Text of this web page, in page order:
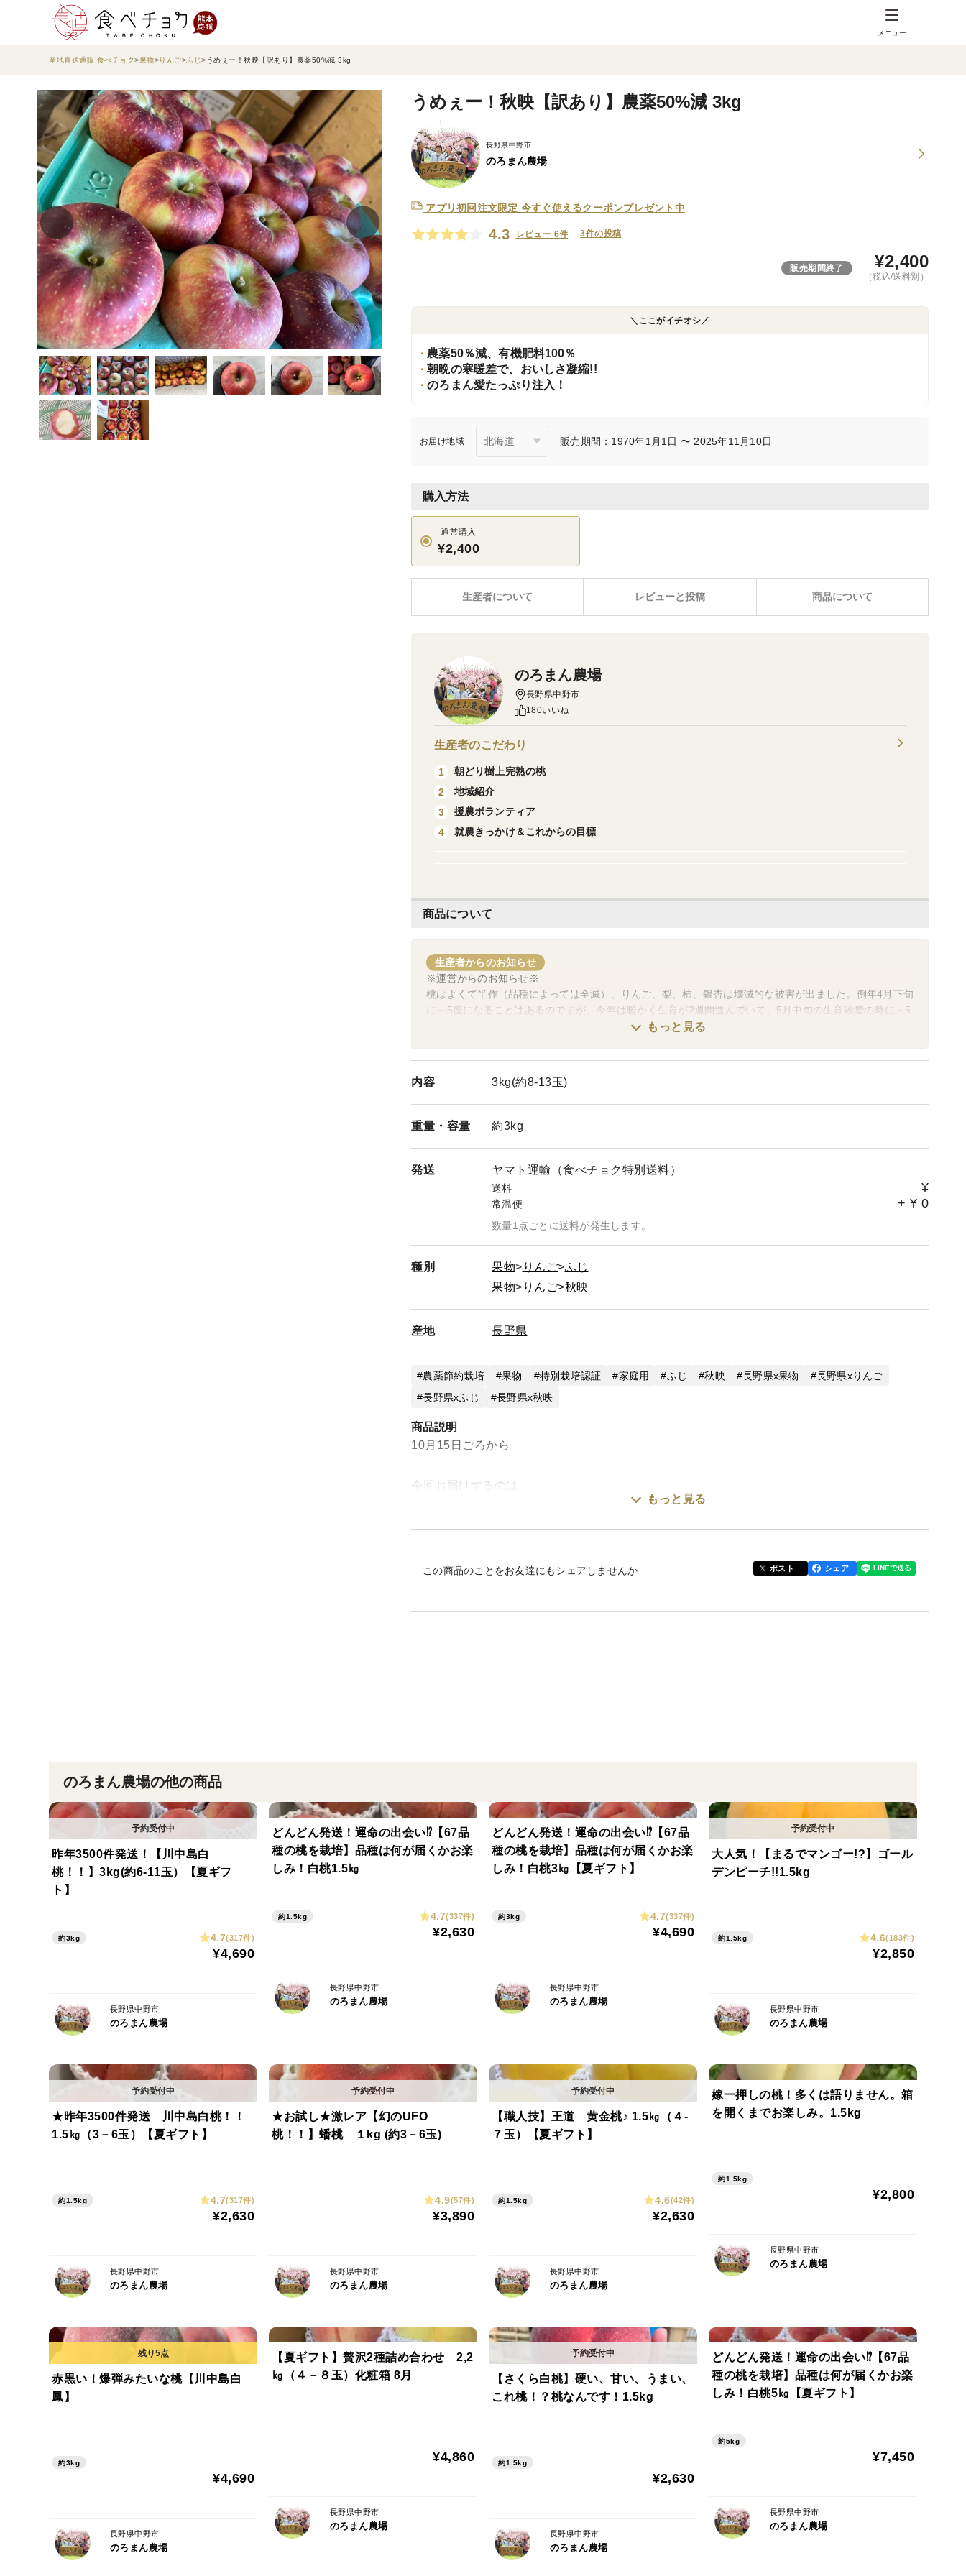
メニュー
産地直送通販 食べチョク 果物 りんご ふじ うめぇー！秋映【訳あり】農薬50%減 3kg
うめぇー！秋映【訳あり】農薬50%減 3kg
長野県中野市
のろまん農場
アプリ初回注文限定 今すぐ使えるクーポンプレゼント中
4.3 レビュー 6件 3件の投稿
販売期間終了 ¥2,400
（税込/送料別）
＼ここがイチオシ／
農薬50％減、有機肥料100％
朝晩の寒暖差で、おいしさ凝縮!!
のろまん愛たっぷり注入！
お届け地域 販売期間：1970年1月1日 〜 2025年11月10日
購入方法
通常購入
¥2,400
レビューと投稿 商品について
生産者について
商品について
生産者からのお知らせ
※運営からのお知らせ※
桃はよくて半作（品種によっては全滅）、りんご、梨、柿、銀杏は壊滅的な被害が出ました。例年4月下旬
に－5度になることはあるのですが、今年は暖かく生育が2週間進んでいて、5月中旬の生育段階の時に－5
度になり、壊滅的な被害となりました。 異常気象が当たり前になってきた近年。 正直まだ気持ちの切り
もっと見る
内容 3kg(約8-13玉)
重量・ 容量 約3kg
発送 ヤマト運輸（食べチョク特別送料）
送料 ¥
常温便 + ¥ 0
数量1点ごとに送料が発生します。
種別 果物 りんご ふじ
果物
りんご 秋映
産地 長野県
農薬節約栽培 果物 特別栽培認証 家庭用 ふじ 秋映 長野県x果物
長野県xりんご
長野県xふじ
長野県x秋映
商品説明
10月15日ごろから
今回お届けするのは
甘味が強い品種！
寒暖差の激しい中、たくさんの雪解け水で元気に育ち、実が引き締まり、甘みの乗った、香り豊
かな「のろまん秋映」♪
・果面の傷、さび
・変形果
いずれも食べるには問題なく美味しいくいただけるりんごです！
桃もりんごも皮ごと食べるのがおすすめです♪
※玉数はおおよその目安です。前後することがございます！
もっと見る
この商品のことをお友達にもシェアしませんか ポスト シェア
のろまん農場
長野県中野市
180いいね
生産者のこだわり
1
朝どり樹上完熟の桃
2
地域紹介
3
援農ボランティア
4
就農きっかけ＆これからの目標
のろまん農場の他の商品
昨年3500件発送！【川中島白
桃！！】3kg(約6-11玉）【夏ギフ
ト】
約3kg 4.7(317件)
¥4,690
長野県中野市
のろまん農場
どんどん発送！運命の出会い⁉️【67品
種の桃を栽培】品種は何が届くかお楽
しみ！白桃1.5㎏
約1.5kg 4.7(337件)
¥2,630
長野県中野市
のろまん農場
どんどん発送！運命の出会い⁉️【67品
種の桃を栽培】品種は何が届くかお楽
しみ！白桃3㎏【夏ギフト】
約3kg 4.7(337件)
¥4,690
長野県中野市
のろまん農場
大人気！【まるでマンゴー!?】ゴール
デンピーチ!!1.5kg
約1.5kg 4.6(183件)
¥2,850
長野県中野市
のろまん農場
★昨年3500件発送 川中島白桃！！
1.5㎏（3－6玉）【夏ギフト】
約1.5kg 4.7(317件)
¥2,630
長野県中野市
のろまん農場
★お試し★激レア【幻のUFO
桃！！】蟠桃 １kg (約3－6玉)
4.9(57件)
¥3,890
長野県中野市
のろまん農場
【職人技】王道 黄金桃♪ 1.5㎏（４-
７玉）【夏ギフト】
約1.5kg 4.6(42件)
¥2,630
長野県中野市
のろまん農場
嫁一押しの桃！多くは語りません。箱
を開くまでお楽しみ。1.5kg
約1.5kg
¥2,800
長野県中野市
のろまん農場
赤黒い！爆弾みたいな桃【川中島白
鳳】
約3kg
¥4,690
長野県中野市
のろまん農場
【夏ギフト】贅沢2種詰め合わせ 2,2
㎏（４－８玉）化粧箱 8月
¥4,860
長野県中野市
のろまん農場
【さくら白桃】硬い、甘い、うまい、
これ桃！？桃なんです！1.5kg
約1.5kg
¥2,630
長野県中野市
のろまん農場
どんどん発送！運命の出会い⁉️【67品
種の桃を栽培】品種は何が届くかお楽
しみ！白桃5㎏【夏ギフト】
約5kg
¥7,450
長野県中野市
のろまん農場